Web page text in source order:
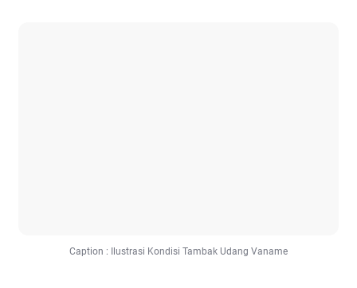
Caption : Ilustrasi Kondisi Tambak Udang Vaname